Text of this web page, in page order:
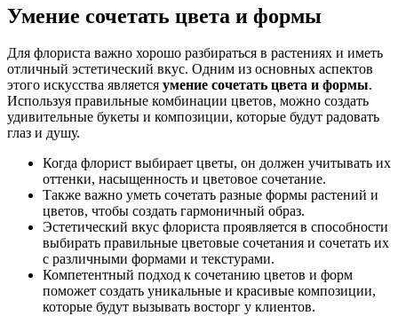
Умение сочетать цвета и формы
Для флориста важно хорошо разбираться в растениях и иметь
отличный эстетический вкус. Одним из основных аспектов
этого искусства является умение сочетать цвета и формы.
Используя правильные комбинации цветов, можно создать
удивительные букеты и композиции, которые будут радовать
глаз и душу.
Когда флорист выбирает цветы, он должен учитывать их
оттенки, насыщенность и цветовое сочетание.
Также важно уметь сочетать разные формы растений и
цветов, чтобы создать гармоничный образ.
Эстетический вкус флориста проявляется в способности
выбирать правильные цветовые сочетания и сочетать их
с различными формами и текстурами.
Компетентный подход к сочетанию цветов и форм
поможет создать уникальные и красивые композиции,
которые будут вызывать восторг у клиентов.